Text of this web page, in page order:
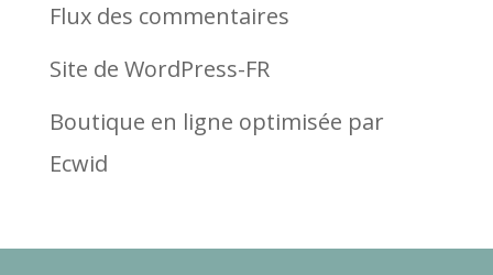
Flux des commentaires
Site de WordPress-FR
Boutique en ligne optimisée par
Ecwid